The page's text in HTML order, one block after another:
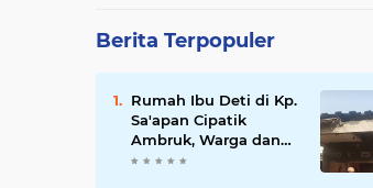
Berita Terpopuler
Rumah Ibu Deti di Kp.
Sa'apan Cipatik
Ambruk, Warga dan
Pemdes Sigap Bantu